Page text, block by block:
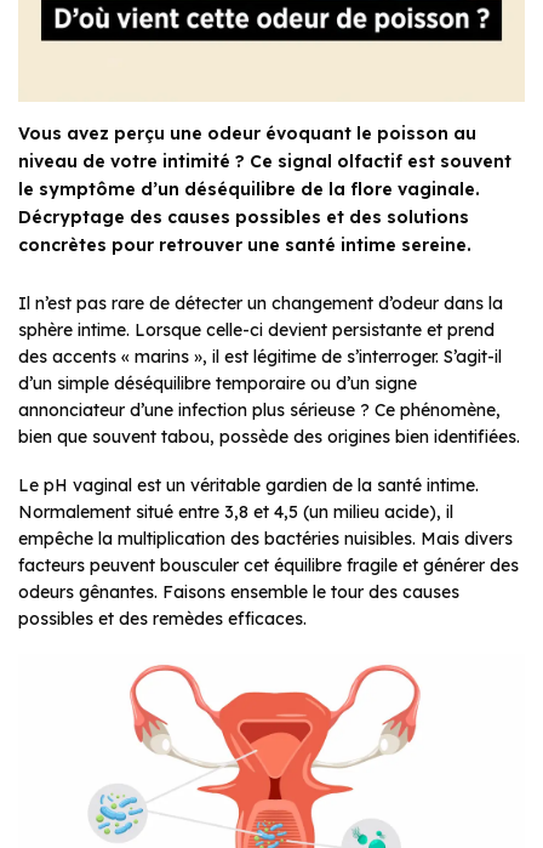
Vous avez perçu une odeur évoquant le poisson au
niveau de votre intimité ? Ce signal olfactif est souvent
le symptôme d’un déséquilibre de la flore vaginale.
Décryptage des causes possibles et des solutions
concrètes pour retrouver une santé intime sereine.
Il n’est pas rare de détecter un changement d’odeur dans la
sphère intime. Lorsque celle-ci devient persistante et prend
des accents « marins », il est légitime de s’interroger. S’agit-il
d’un simple déséquilibre temporaire ou d’un signe
annonciateur d’une infection plus sérieuse ? Ce phénomène,
bien que souvent tabou, possède des origines bien identifiées.
Le pH vaginal est un véritable gardien de la santé intime.
Normalement situé entre 3,8 et 4,5 (un milieu acide), il
empêche la multiplication des bactéries nuisibles. Mais divers
facteurs peuvent bousculer cet équilibre fragile et générer des
odeurs gênantes. Faisons ensemble le tour des causes
possibles et des remèdes efficaces.